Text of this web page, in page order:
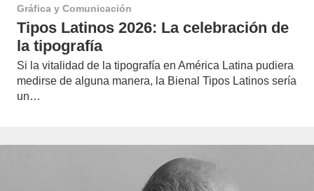
Gráfica y Comunicación
Tipos Latinos 2026: La celebración de
la tipografía
Si la vitalidad de la tipografía en América Latina pudiera
medirse de alguna manera, la Bienal Tipos Latinos sería
un…